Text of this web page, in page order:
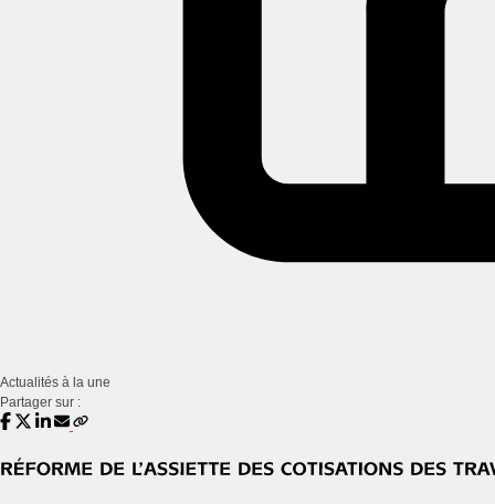
Actualités à la une
Partager sur :